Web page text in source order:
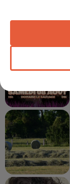
À LA UNE